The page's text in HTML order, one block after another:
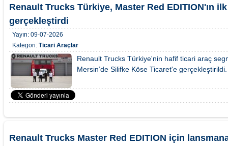
Renault Trucks Türkiye, Master Red EDITION'ın ilk
gerçekleştirdi
Yayın: 09-07-2026
Kategori: Ticari Araçlar
Renault Trucks Türkiye'nin hafif ticari araç
Mersin’de Silifke Köse Ticaret'e gerçekleştirildi.
Renault Trucks Master Red EDITION için